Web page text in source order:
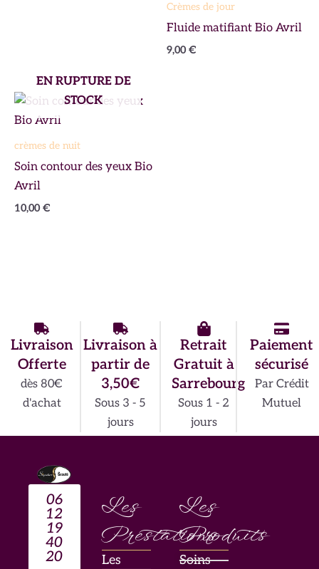
Crèmes de jour
Fluide matifiant Bio Avril
9,00 €
EN RUPTURE DE
STOCK
crèmes de nuit
Soin contour des yeux Bio
Avril
10,00 €
Livraison
Offerte
dès 80€
d'achat
Livraison à
partir de
3,50€
Sous 3 - 5
jours
Retrait
Gratuit à
Sarrebourg
Sous 1 - 2
jours
Paiement
sécurisé
Par Crédit
Mutuel
06
12
19
40
20
Les
Prestations
Les
Les
Produits
Soins